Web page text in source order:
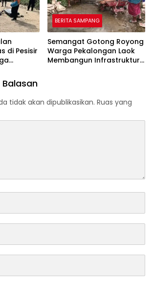
di Pesisir
BERITA SAMPANG
Semangat Gotong Royong
Warga Pekalongan Laok
Membangun Infrastruktur
tidak akan dipublikasikan. Ruas yang